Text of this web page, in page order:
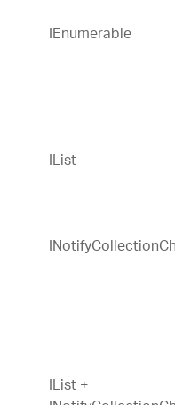
IEnumerable
IList
IList +